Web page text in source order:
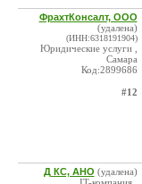
ФрахтКонсалт, ООО
(удалена)
(ИНН:6318191904)
Юридические услуги ,
Самара
Код:2899686
#12
Д КС, АНО (удалена)